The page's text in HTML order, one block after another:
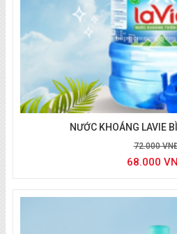
Đặt nước khoáng Lavie
NƯỚC KHOÁNG LAVIE
72.000
68.000